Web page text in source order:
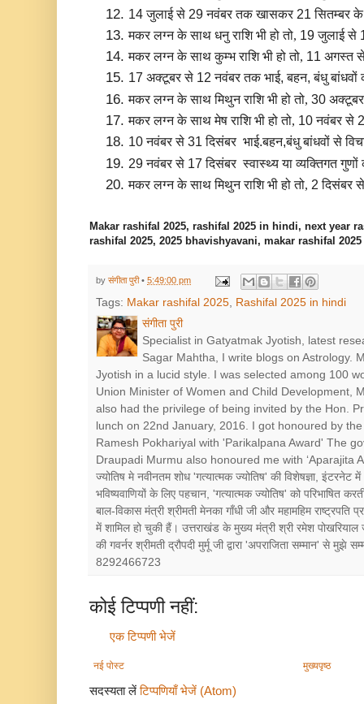
14 जुलाई से 29 नवंबर तक खासकर 21 सितम्बर के
मकर लग्न के साथ धनु राशि भी हो तो, 19 जुलाई से
मकर लग्न के साथ कुम्भ राशि भी हो तो, 11 अगस्त से
17 अक्टूबर से 12 नवंबर तक भाई, बहन, बंधु बांधवों
मकर लग्न के साथ मिथुन राशि भी हो तो, 30 अक्टूबर
मकर लग्न के साथ मेष राशि भी हो तो, 10 नवंबर से
10 नवंबर से 31 दिसंबर  भाई.बहन,बंधु बांधवों से
29 नवंबर से 17 दिसंबर  स्वास्थ्य या व्यक्तिगत
मकर लग्न के साथ मिथुन राशि भी हो तो, 2 दिसंबर
Makar rashifal 2025, rashifal 2025 in hindi, next year
rashifal 2025, 2025 bhavishyavani, makar rashifal 2025
by संगीता पुरी• 5:49:00 pm
Tags: Makar rashifal 2025 Rashifal 2025 in hindi
संगीता पुरी
Specialist in Gatyatmak Jyotish, latest
Sagar Mahtha, I write blogs on Astrology.
Jyotish in a lucid style. I was selected among 100
Union Minister of Women and Child Development,
also had the privilege of being invited by the Hon.
lunch on 22nd January, 2016. I got honoured by
Ramesh Pokhariyal with 'Parikalpana Award' The
Draupadi Murmu also honoured me with ‘Aparajita
ज्योतिष मे नवीनतम शोध 'गत्यात्मक ज्योतिष' की विशेषज्ञा,
भविष्यवाणियों के लिए पहचान, 'गत्यात्मक ज्योतिष' को परिभाषित
बाल-विकास मंत्री श्रीमती मेनका गाँधी जी और महामहिम
में शामिल हो चुकी हैं। उत्तराखंड के मुख्य मंत्री श्री रमेश पोखरियाल
की गवर्नर श्रीमती द्रौपदी मुर्मू जी द्वारा 'अपराजिता सम्मान' से
8292466723
कोई टिप्पणी नहीं:
एक टिप्पणी भेजें
नई पोस्ट मुख्यपृष्ठ
सदस्यता लेंटिप्पणियाँ भेजें (Atom)